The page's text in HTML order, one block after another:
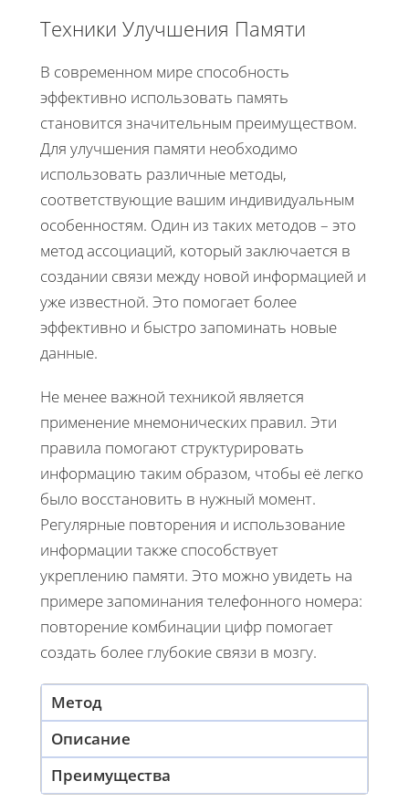
Техники Улучшения Памяти
В современном мире способность
эффективно использовать память
становится значительным преимуществом.
Для улучшения памяти необходимо
использовать различные методы,
соответствующие вашим индивидуальным
особенностям. Один из таких методов – это
метод ассоциаций, который заключается в
создании связи между новой информацией и
уже известной. Это помогает более
эффективно и быстро запоминать новые
данные.
Не менее важной техникой является
применение мнемонических правил. Эти
правила помогают структурировать
информацию таким образом, чтобы её легко
было восстановить в нужный момент.
Регулярные повторения и использование
информации также способствует
укреплению памяти. Это можно увидеть на
примере запоминания телефонного номера:
повторение комбинации цифр помогает
создать более глубокие связи в мозгу.
Метод
Описание
Преимущества